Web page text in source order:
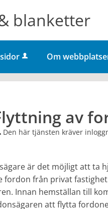
blanketter
Om
av
Den här tjänsten kräver
är det möjligt att ta
fordon från privat
Innan hemställan till
att flytta